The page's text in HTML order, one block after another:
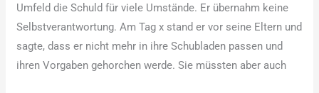
Umfeld die Schuld für viele Umstände. Er übernahm keine
Selbstverantwortung. Am Tag x stand er vor seine Eltern und
sagte, dass er nicht mehr in ihre Schubladen passen und
ihren Vorgaben gehorchen werde. Sie müssten aber auch